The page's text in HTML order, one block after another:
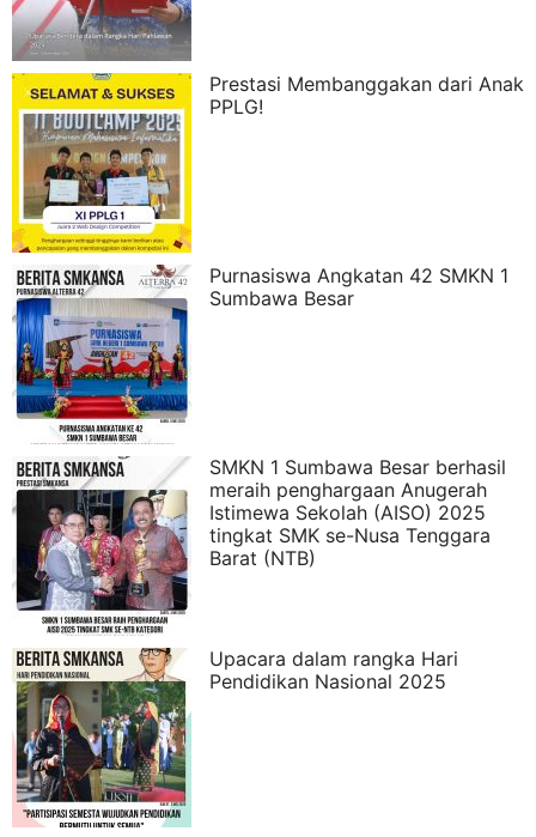
Prestasi Membanggakan dari Anak
PPLG!
Purnasiswa Angkatan 42 SMKN 1
Sumbawa Besar
SMKN 1 Sumbawa Besar berhasil
meraih penghargaan Anugerah
Istimewa Sekolah (AISO) 2025
tingkat SMK se-Nusa Tenggara
Barat (NTB)
Upacara dalam rangka Hari
Pendidikan Nasional 2025